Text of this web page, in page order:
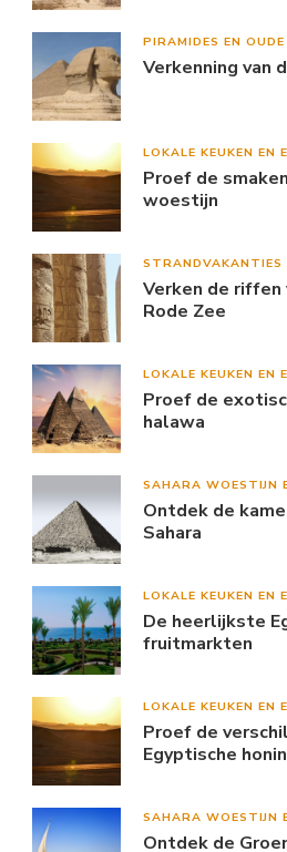
PIRAMIDES EN OUDE
Verkenning van
LOKALE KEUKEN EN
Proef de
woestijn
STRANDVAKANTIES
Verken de riffen
Rode Zee
LOKALE KEUKEN EN
Proef de
halawa
SAHARA WOESTIJN
Ontdek de
Sahara
LOKALE KEUKEN EN
De heerlijkste
fruitmarkten
LOKALE KEUKEN EN
Proef de
Egyptische
SAHARA WOESTIJN
Ontdek de